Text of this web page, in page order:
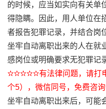
的时候，应当如实向有关单
得隐瞒。因此，用人单位在
者报告犯罪记录，并结合岗
坐牢自动离职出来的人在就
感岗位或明确要求无犯罪记
✫✫✫✫✫有法律问题，请打
个5），微信同号，免费
坐牢自动离职出来后，可能